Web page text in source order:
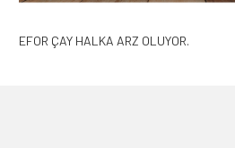
EFOR ÇAY HALKA ARZ OLUYOR.